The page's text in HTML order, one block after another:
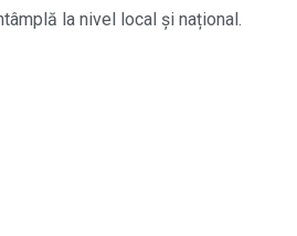
la nivel local și național.